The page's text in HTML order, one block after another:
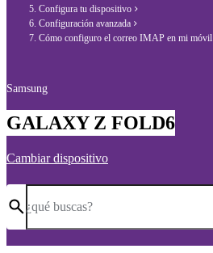
Configura tu dispositivo
Configuración avanzada
Cómo configuro el correo IMAP en mi móvil
Samsung
GALAXY Z FOLD6
Cambiar dispositivo
¿qué buscas?